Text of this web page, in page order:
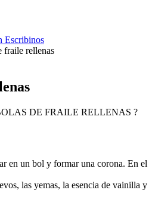
Escribinos
fraile rellenas
DE FRAILE RELLENAS ?
en un bol y formar una corona. En el
las yemas, la esencia de vainilla y